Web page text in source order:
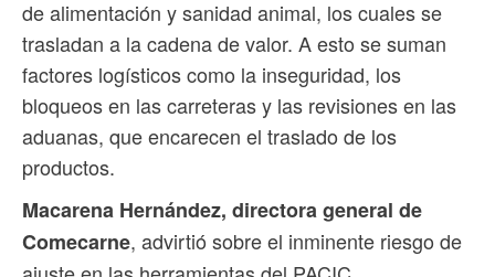
de alimentación y sanidad animal, los cuales se
trasladan a la cadena de valor. A esto se suman
factores logísticos como la inseguridad, los
bloqueos en las carreteras y las revisiones en las
aduanas, que encarecen el traslado de los
productos.
Macarena Hernández, directora general de
Comecarne, advirtió sobre el inminente riesgo de